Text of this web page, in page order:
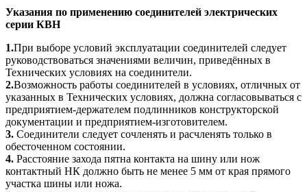
Указания по применению соединителей электрических
серии КВН
1.При выборе условий эксплуатации соединителей следует
руководствоваться значениями величин, приведённых в
Технических условиях на соединители.
2.Возможность работы соединителей в условиях, отличных от
указанных в Технических условиях, должна согласовываться с
предприятием-держателем подлинников конструкторской
документации и предприятием-изготовителем.
3. Соединители следует сочленять и расчленять только в
обесточенном состоянии.
4. Расстояние захода пятна контакта на шину или нож
контактный НК должно быть не менее 5 мм от края прямого
участка шины или ножа.